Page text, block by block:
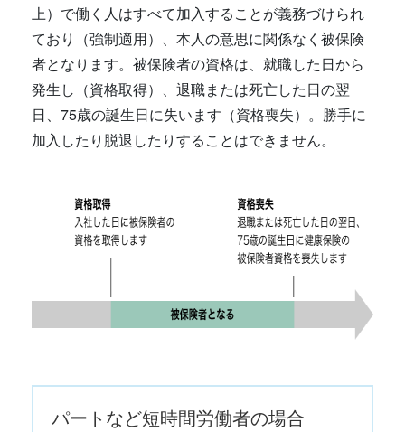
上）で働く人はすべて加入することが義務づけられ
ており（強制適用）、本人の意思に関係なく被保険
者となります。被保険者の資格は、就職した日から
発生し（資格取得）、退職または死亡した日の翌
日、75歳の誕生日に失います（資格喪失）。勝手に
加入したり脱退したりすることはできません。
パートなど短時間労働者の場合